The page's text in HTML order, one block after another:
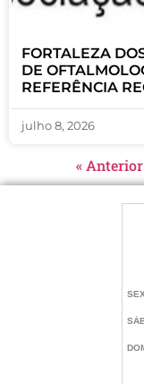
FORTALEZA
DE
REFERÊNCIA
julho 8, 2026
« Anterior